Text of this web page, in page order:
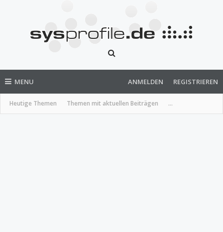
MENU
Heutige Themen Themen mit aktuellen Beiträgen ...
ANMELDEN REGISTRIEREN